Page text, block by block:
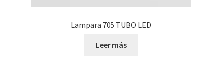
Lampara 705 TUBO LED
Leer más